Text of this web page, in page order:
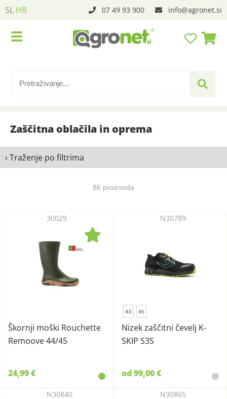
SL HR 07 49 93 900 info agronet.si
Zaščitna oblačila in oprema
› Traženje po filtrima
86 proizvoda
Škornji moški Rouchette
Remoove 44/45
30029
24,99 €
43 45
Nizek zaščitni čevelj K-
SKIP S3S
N30789
od 99,00 €
N30840 N30865